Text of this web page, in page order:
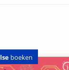
boeken